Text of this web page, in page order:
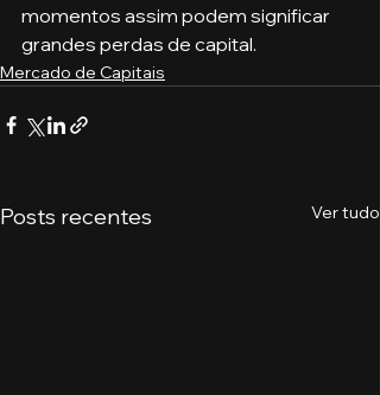
momentos assim podem significar
grandes perdas de capital.
Mercado de Capitais
Posts recentes Ver tudo